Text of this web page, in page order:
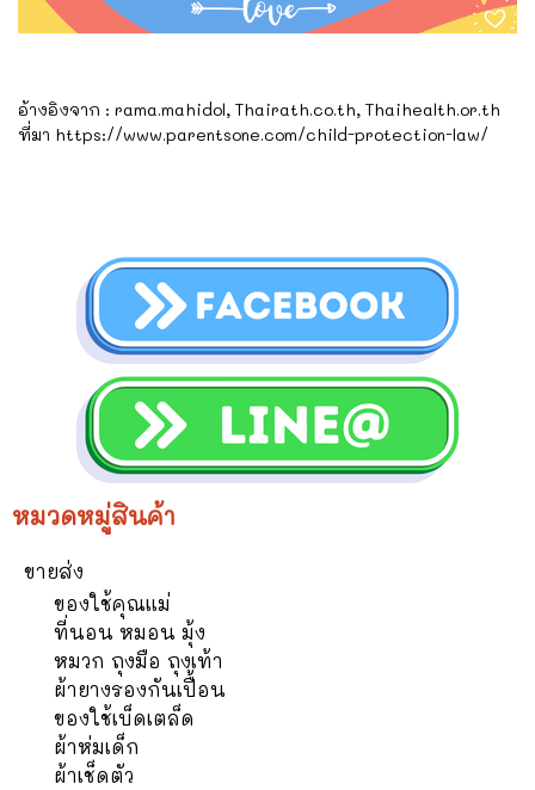
อ้างอิงจาก : rama.mahidol, Thairath.co.th, Thaihealth.or.th
ที่มา https://www.parentsone.com/child-protection-law/
หมวดหมู่สินค้า
ขายส่ง
ของใช้คุณแม่
ที่นอน หมอน มุ้ง
หมวก ถุงมือ ถุงเท้า
ผ้ายางรองกันเปื้อน
ของใช้เบ็ดเตล็ด
ผ้าห่มเด็ก
ผ้าเช็ดตัว